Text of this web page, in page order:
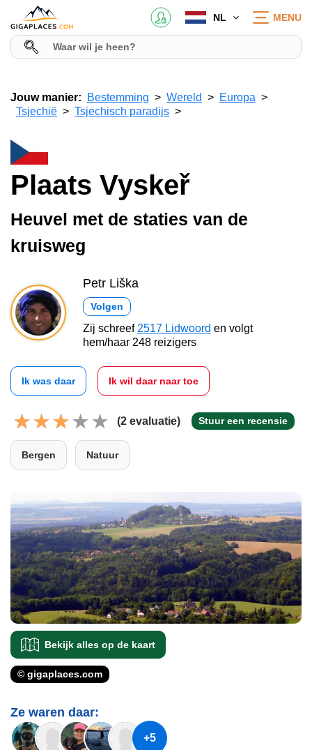
NL MENU
Jouw manier: Bestemming Wereld
Europa
Tsjechië
Tsjechisch paradijs
Plaats Vyskeř
Heuvel met de staties van de
kruisweg
Petr Liška
Volgen
Zij schreef 2517 Lidwoord en volgt
hem/haar 248 reizigers
Ik was daar Ik wil daar naar toe
(2 evaluatie) Stuur een recensie
Bergen Natuur
Bekijk alles op de kaart
© gigaplaces.com
Ze waren daar:
+5